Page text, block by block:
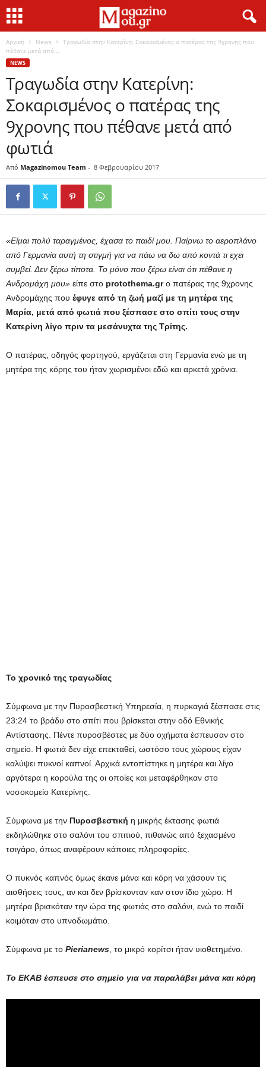
Αρχική News
Τραγωδία στην Κατερίνη: Σοκαρισμένος ο πατέρας της 9χρονης που
πέθανε μετά από...
NEWS
Τραγωδία στην Κατερίνη:
Σοκαρισμένος ο πατέρας της
9χρονης που πέθανε μετά από
φωτιά
Από Magazinomou Team - 8 Φεβρουαρίου 2017
«Είμαι πολύ ταραγμένος, έχασα το παιδί μου. Παίρνω το αεροπλάνο
από Γερμανία αυτή τη στιγμή για να πάω να δω από κοντά τι εχει
συμβεί. Δεν ξέρω τίποτα. Το μόνο που ξέρω είναι ότι πέθανε η
Ανδρομάχη μου» είπε στο protothema.grο πατέρας της 9χρονης
Ανδρομάχης που έφυγε από τη ζωή μαζί με τη μητέρα της
Μαρία, μετά από φωτιά που ξέσπασε στο σπίτι τους στην
Κατερίνη λίγο πριν τα μεσάνυχτα της Τρίτης.
Ο πατέρας, οδηγός φορτηγού, εργάζεται στη Γερμανία ενώ με τη
μητέρα της κόρης του ήταν χωρισμένοι εδώ και αρκετά χρόνια.
Το χρονικό της τραγωδίας
Σύμφωνα με την Πυροσβεστική Υπηρεσία, η πυρκαγιά ξέσπασε στις
23:24 το βράδυ στο σπίτι που βρίσκεται στην οδό Εθνικής
Αντίστασης. Πέντε πυροσβέστες με δύο οχήματα έσπευσαν στο
σημείο. Η φωτιά δεν είχε επεκταθεί, ωστόσο τους χώρους είχαν
καλύψει πυκνοί καπνοί. Αρχικά εντοπίστηκε η μητέρα και λίγο
αργότερα η κορούλα της οι οποίες και μεταφέρθηκαν στο
νοσοκομείο Κατερίνης.
Σύμφωνα με την Πυροσβεστική η μικρής έκτασης φωτιά
εκδηλώθηκε στο σαλόνι του σπιτιού, πιθανώς από ξεχασμένο
τσιγάρο, όπως αναφέρουν κάποιες πληροφορίες.
Ο πυκνός καπνός όμως έκανε μάνα και κόρη να χάσουν τις
αισθήσεις τους, αν και δεν βρίσκονταν καν στον ίδιο χώρο: Η
μητέρα βρισκόταν την ώρα της φωτιάς στο σαλόνι, ενώ το παιδί
κοιμόταν στο υπνοδωμάτιο.
Σύμφωνα με το Pierianews , το μικρό κορίτσι ήταν υιοθετημένο.
Το ΕΚΑΒ έσπευσε στο σημείο για να παραλάβει μάνα και κόρη